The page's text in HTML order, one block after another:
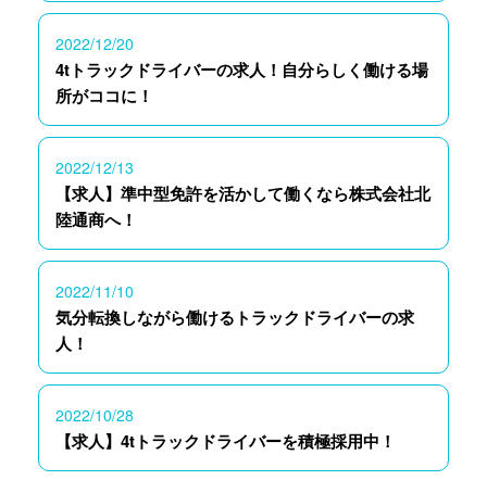
2022/12/20
4tトラックドライバーの求人！自分らしく働ける場
所がココに！
2022/12/13
【求人】準中型免許を活かして働くなら株式会社北
陸通商へ！
2022/11/10
気分転換しながら働けるトラックドライバーの求
人！
2022/10/28
【求人】4tトラックドライバーを積極採用中！